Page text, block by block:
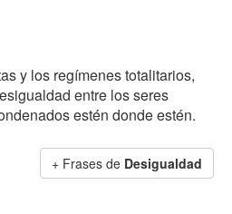
y los regímenes totalitarios,
entre los seres
estén donde estén.
+ Frases de Desigualdad